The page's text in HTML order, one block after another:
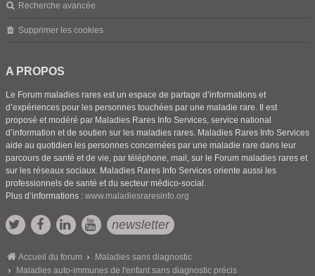
Recherche avancée
Supprimer les cookies
A PROPOS
Le Forum maladies rares est un espace de partage d’informations et
d’expériences pour les personnes touchées par une maladie rare. Il est
proposé et modéré par Maladies Rares Info Services, service national
d’information et de soutien sur les maladies rares. Maladies Rares Info Services
aide au quotidien les personnes concernées par une maladie rare dans leur
parcours de santé et de vie, par téléphone, mail, sur le Forum maladies rares et
sur les réseaux sociaux. Maladies Rares Info Services oriente aussi les
professionnels de santé et du secteur médico-social.
Plus d’informations : www.maladiesraresinfo.org
newsletter
Accueil du forum
Maladies sans diagnostic
Maladies auto-immunes de l'enfant sans diagnostic précis